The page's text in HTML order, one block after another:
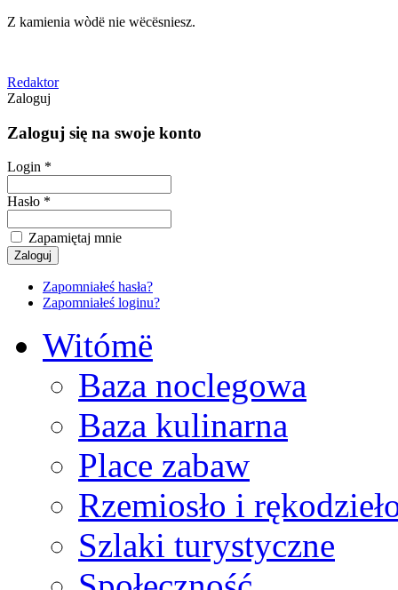
Z kamienia wòdë nie wëcësniesz.
Redaktor
Zaloguj
Zaloguj się na swoje konto
Login *
Hasło *
Zapamiętaj mnie
Zapomniałeś hasła?
Zapomniałeś loginu?
Witómë
Baza noclegowa
Baza kulinarna
Place zabaw
Rzemiosło i
Szlaki turystyczne